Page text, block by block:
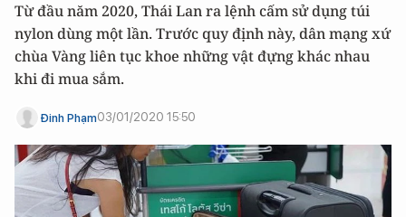
Từ đầu năm 2020, Thái Lan ra lệnh cấm sử dụng túi
nylon dùng một lần. Trước quy định này, dân mạng xứ
chùa Vàng liên tục khoe những vật đựng khác nhau
khi đi mua sắm.
Đinh Phạm03/01/2020 15:50